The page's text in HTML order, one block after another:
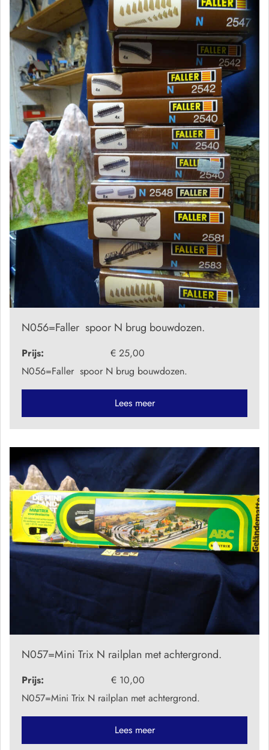
N056=Faller spoor N brug bouwdozen.
Prijs:
€ 25,00
N056=Faller spoor N brug bouwdozen.
Lees meer
N057=Mini Trix N railplan met achtergrond.
Prijs:
€ 10,00
N057=Mini Trix N railplan met achtergrond.
Lees meer